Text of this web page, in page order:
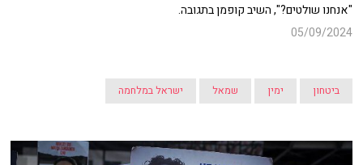
"אנחנו שולטים?", השיב קופמן בתגובה.
05/09/2024
ביטחון ימין שמאל ישראל במלחמה